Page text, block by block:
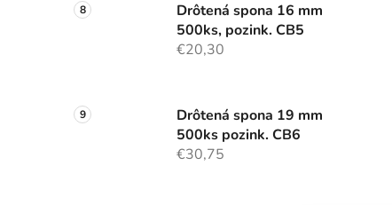
Drôtená spona 16 mm
500ks, pozink. CB5
€20,30
Drôtená spona 19 mm
500ks pozink. CB6
€30,75